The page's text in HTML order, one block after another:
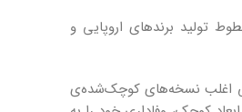
تولید برندهای اروپایی و
اغلب نسخه‌های کوچک‌شده‌ی